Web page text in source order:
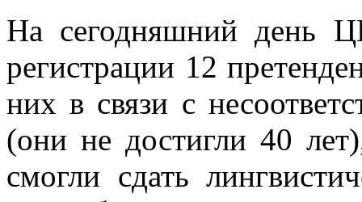
На сегодняшний день
регистрации 12
них в связи с
(они не достигли 40
смогли сдать